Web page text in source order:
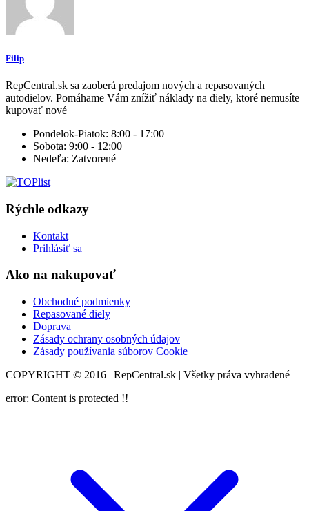
Filip
RepCentral.sk sa zaoberá predajom nových a repasovaných
autodielov. Pomáhame Vám znížiť náklady na diely, ktoré nemusíte
kupovať nové
Pondelok-Piatok: 8:00 - 17:00
Sobota: 9:00 - 12:00
Nedeľa: Zatvorené
Rýchle odkazy
Kontakt
Prihlásiť sa
Ako na nakupovať
Obchodné podmienky
Repasované diely
Doprava
Zásady ochrany osobných údajov
Zásady používania súborov Cookie
COPYRIGHT © 2016 | RepCentral.sk | Všetky práva vyhradené
error: Content is protected !!